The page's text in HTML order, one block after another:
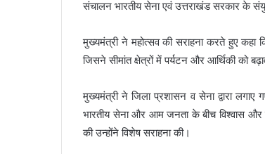
संचालन भारतीय सेना एवं उत्तराखंड सरकार के
मुख्यमंत्री ने महोत्सव की सराहना करते हुए
जिसने सीमांत क्षेत्रों में पर्यटन और आर्थिकी को
मुख्यमंत्री ने जिला प्रशासन व सेना द्वारा लगाए
भारतीय सेना और आम जनता के बीच विश्वास और
की उन्होंने विशेष सराहना की।